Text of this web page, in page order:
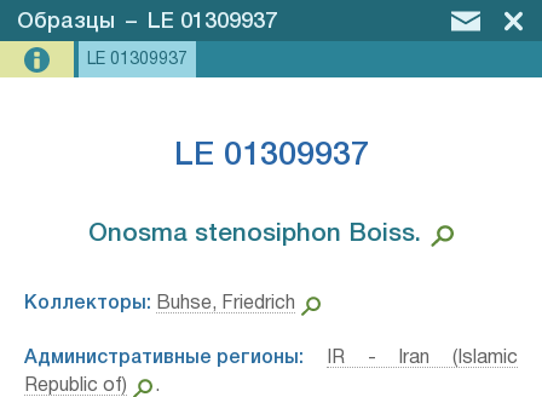
Образцы – LE 01309937
LE 01309937
LE 01309937
Onosma stenosiphon Boiss.⁣
Коллекторы: Buhse, Friedrich
Административные регионы:
IR - Iran (Islamic
Republic of)
.